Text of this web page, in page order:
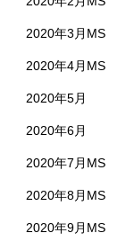
2020年3月MS
2020年4月MS
2020年5月
2020年6月
2020年7月MS
2020年8月MS
2020年9月MS